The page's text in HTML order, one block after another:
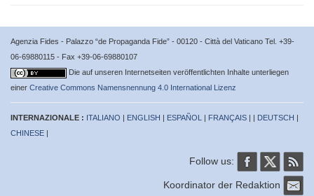
Agenzia Fides - Palazzo “de Propaganda Fide” - 00120 - Città del Vaticano Tel. +39-
06-69880115 - Fax +39-06-69880107
Die auf unseren Internetseiten veröffentlichten Inhalte unterliegen
einer Creative Commons Namensnennung 4.0 International Lizenz
INTERNAZIONALE : ITALIANO | ENGLISH | ESPAÑOL | FRANÇAIS | | DEUTSCH |
CHINESE |
Follow us:
Koordinator der Redaktion